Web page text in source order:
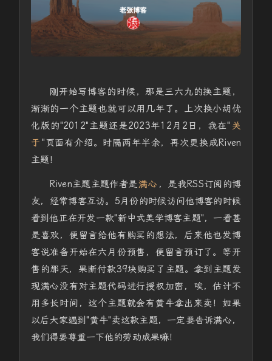
刚开始写博客的时候，那是三六九的换主题，
渐渐的一个主题也就可以用几年了。上次换小胡优
化版的"2012"主题还是2023年12月2日，我在" 关
于 "页面有介绍。时隔两年半余，再次更换成Riven
主题！
Riven主题主题作者是满心 ，是我RSS订阅的博
友，经常博客互访。5月份的时候访问他博客的时候
看到他正在开发一款"新中式美学博客主题"，一看甚
是喜欢，便留言给他有购买的想法，后来他也发博
客说准备开始在六月份预售，便留言预订了。等开
售的那天，果断付款39块购买了主题。拿到主题发
现满心没有对主题代码进行授权加密，唉，估计不
用多长时间，这个主题就会有黄牛拿出来卖！如果
以后大家遇到"黄牛"卖这款主题，一定要告诉满心，
我们得要尊重一下他的劳动成果嘛！